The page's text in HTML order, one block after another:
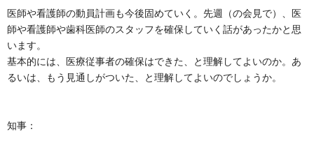
医師や看護師の動員計画も今後固めていく。先週（の会見で）、医
師や看護師や歯科医師のスタッフを確保していく話があったかと思
います。
基本的には、医療従事者の確保はできた、と理解してよいのか。あ
るいは、もう見通しがついた、と理解してよいのでしょうか。
知事：